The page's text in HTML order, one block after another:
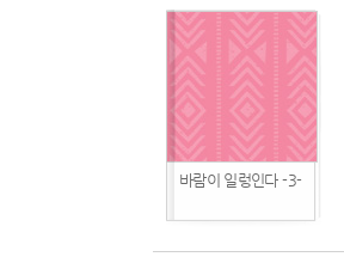
바람이 일렁인다 -3-